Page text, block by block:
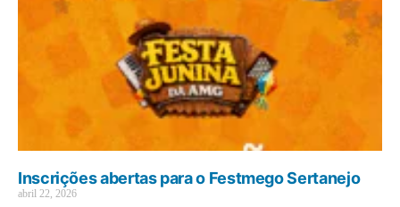
Inscrições abertas para o Festmego Sertanejo
abril 22, 2026